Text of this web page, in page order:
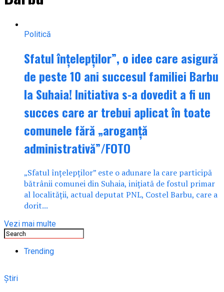
Politică
Sfatul înțelepților”, o idee care asigură
de peste 10 ani succesul familiei Barbu
la Suhaia! Initiativa s-a dovedit a fi un
succes care ar trebui aplicat în toate
comunele fără „aroganță
administrativă”/FOTO
„Sfatul înțelepților” este o adunare la care participă
bătrânii comunei din Suhaia, inițiată de fostul primar
al localității, actual deputat PNL, Costel Barbu, care a
dorit...
Vezi mai multe
Trending
Știri